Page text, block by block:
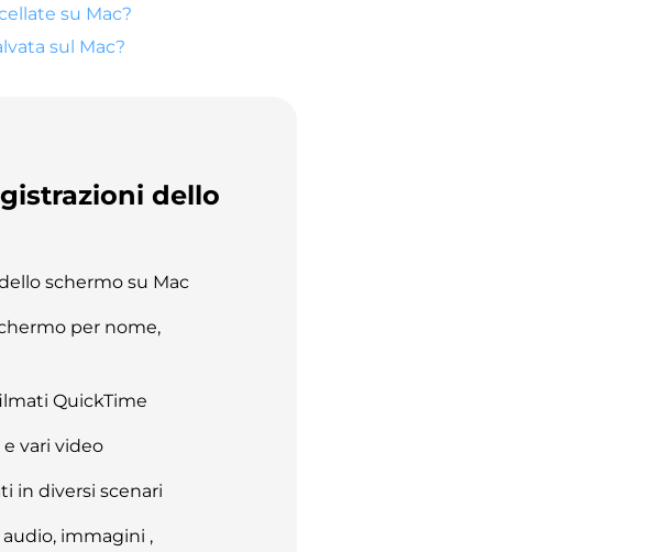
su Mac?
sul Mac?
dello
schermo su Mac
per nome,
QuickTime
vari video
in diversi scenari
immagini ,